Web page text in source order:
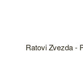
Ratovi Zvezda -